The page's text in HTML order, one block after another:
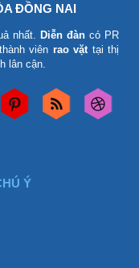
ĐỒNG NAI
nhất. Diễn đàn có PR
viên rao vặttại thị
lân cận.
Ý